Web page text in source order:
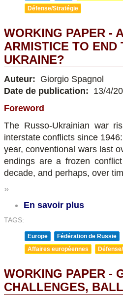
Défense/Stratégie
WORKING PAPER -
ARMISTICE TO END
UKRAINE?
Auteur: Giorgio Spagnol
Date de publication: 13/4/
Foreword
The Russo-Ukrainian war
interstate conflicts since
year, conventional wars last
endings are a frozen
decade, and perhaps, over
»
En savoir plus
TAGS:
Europe
Fédération de Russie
Affaires européennes
WORKING PAPER -
CHALLENGES,